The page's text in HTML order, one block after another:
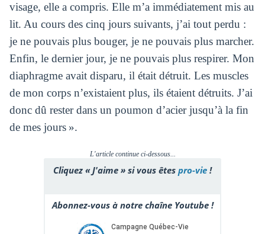
visage, elle a compris. Elle m’a immédiatement mis au
lit. Au cours des cinq jours suivants, j’ai tout perdu :
je ne pouvais plus bouger, je ne pouvais plus marcher.
Enfin, le dernier jour, je ne pouvais plus respirer. Mon
diaphragme avait disparu, il était détruit. Les muscles
de mon corps n’existaient plus, ils étaient détruits. J’ai
donc dû rester dans un poumon d’acier jusqu’à la fin
de mes jours ».
L'article continue ci-dessous...
Cliquez « J'aime » si vous êtes pro-vie !
Abonnez-vous à notre chaîne Youtube !